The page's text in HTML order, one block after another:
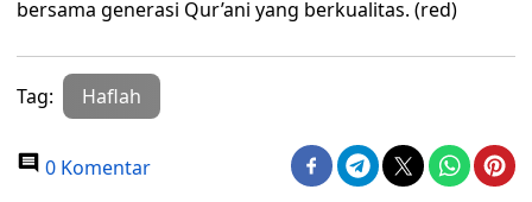
bersama generasi Qur’ani yang berkualitas. (red)
Tag: Haflah
0 Komentar